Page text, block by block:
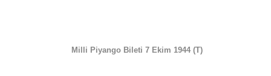
Milli Piyango Bileti 7 Ekim 1944 (T)